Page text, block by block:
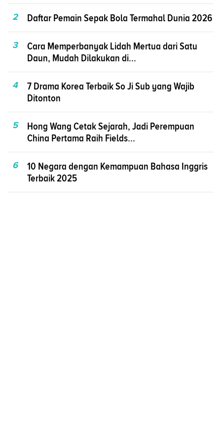
2 Daftar Pemain Sepak Bola Termahal Dunia 2026
3
Cara Memperbanyak Lidah Mertua dari Satu
Daun, Mudah Dilakukan di...
4
7 Drama Korea Terbaik So Ji Sub yang Wajib
Ditonton
5
Hong Wang Cetak Sejarah, Jadi Perempuan
China Pertama Raih Fields...
6
10 Negara dengan Kemampuan Bahasa Inggris
Terbaik 2025